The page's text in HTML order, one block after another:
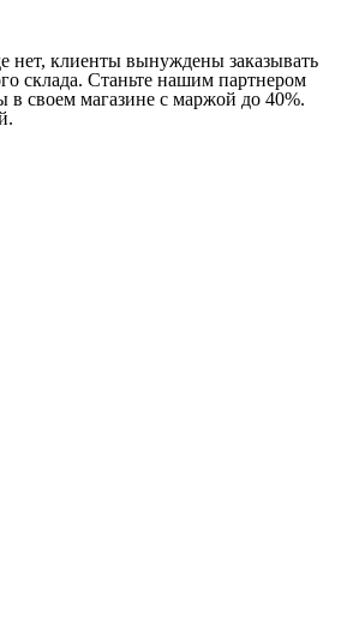
нет, клиенты вынуждены заказывать
склада. Станьте нашим партнером
в своем магазине с маржой до 40%.